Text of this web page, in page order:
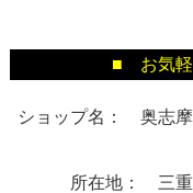
■ お気軽
ショップ名： 奥志
所在地： 三重